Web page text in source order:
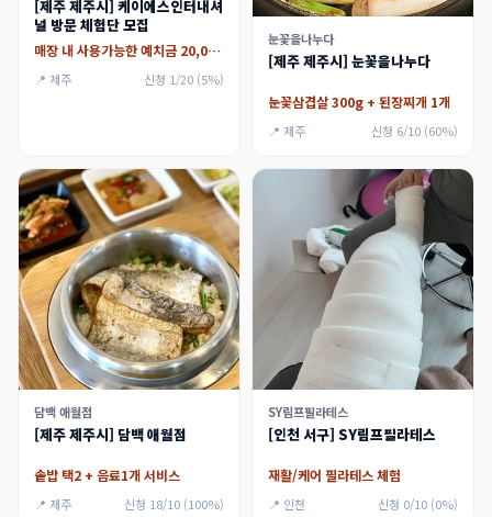
[제주 제주시] 케이에스인터내셔
널 방문 체험단 모집
매장 내 사용가능한 예치금 20,000p + 브랜드 기프트박스 세트
📍 제주 신청 1/20 (5%)
눈꽃을나누다
[제주 제주시] 눈꽃을나누다
눈꽃삼겹살 300g + 된장찌개 1개
📍 제주 신청 6/10 (60%)
담백 애월점
[제주 제주시] 담백 애월점
솥밥 택2 + 음료1개 서비스
📍 제주 신청 18/10 (100%)
SY림프필라테스
[인천 서구] SY림프필라테스
재활/케어 필라테스 체험
📍 인천 신청 0/10 (0%)